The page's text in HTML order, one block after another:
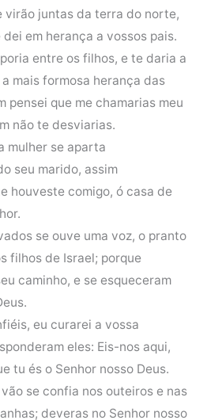
virão juntas da terra do norte,
em herança a vossos pais.
entre os filhos, e te daria a
mais formosa herança das
pensei que me chamarias meu
não te desviarias.
mulher se aparta
seu marido, assim
houveste comigo, ó casa de
se ouve uma voz, o pranto
filhos de Israel; porque
caminho, e se esqueceram
eu curarei a vossa
eles: Eis-nos aqui,
tu és o Senhor nosso Deus.
se confia nos outeiros e nas
deveras no Senhor nosso